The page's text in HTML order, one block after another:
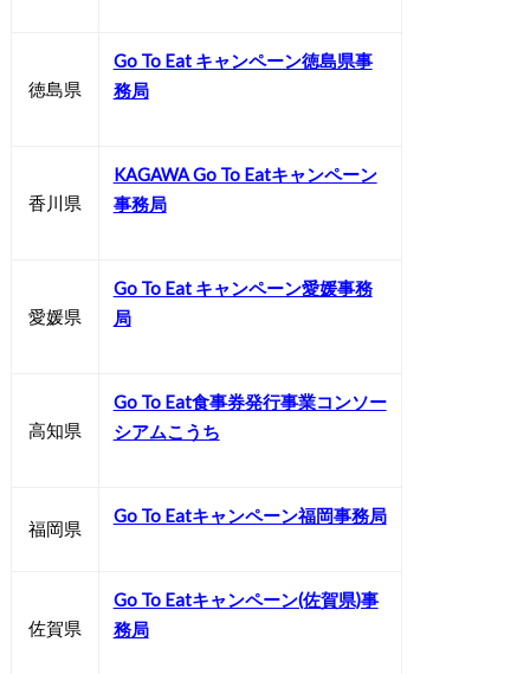
徳島県
Go To Eat キャンペーン徳島県事
務局
香川県
KAGAWA Go To Eatキャンペーン
事務局
愛媛県
Go To Eat キャンペーン愛媛事務
局
高知県
Go To Eat食事券発行事業コンソー
シアムこうち
福岡県
Go To Eatキャンペーン福岡事務局
佐賀県
Go To Eatキャンペーン(佐賀県)事
務局